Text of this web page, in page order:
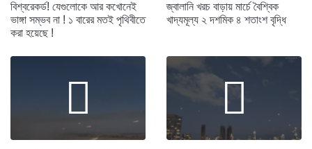
বিশ্বরেকর্ড! যেগুলোকে আর কখোনেই
ভাঙ্গা সম্ভব না ! ১ বারের মতই পৃথিবীতে
করা হয়েছে !
জ্বালানি খরচ বাড়ায় মার্চে বৈশ্বিক
খাদ্যমূল্য ২ দশমিক ৪ শতাংশ বৃদ্ধি